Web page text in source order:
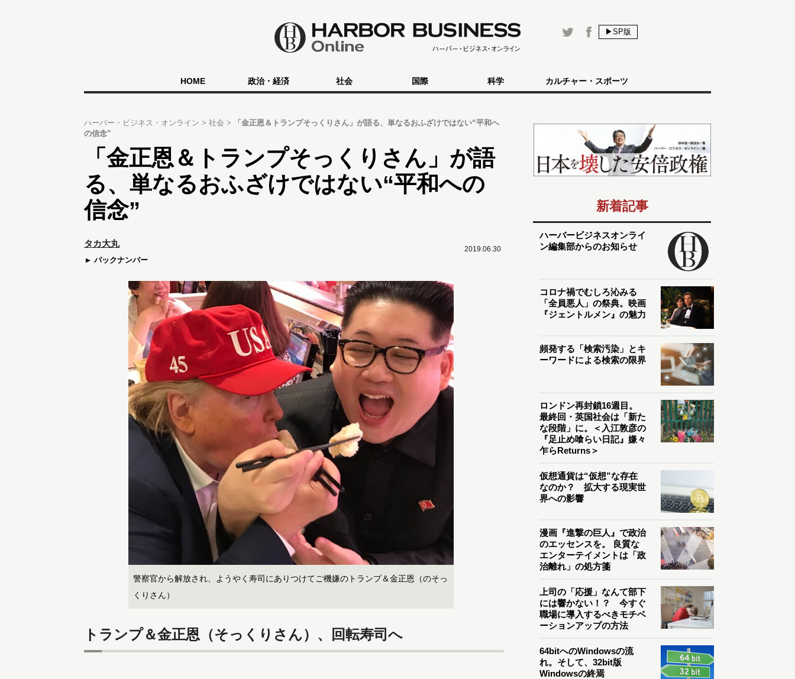
▶SP版
HOME 政治・経済 社会 国際 科学 カルチャー・スポーツ
ハーバー・ビジネス・オンライン 社会
「金正恩＆トランプそっくりさん」が語る、単なるおふざけではない“平和へ
の信念”
「金正恩＆トランプそっくりさん」が語
る、単なるおふざけではない“平和への
信念”
2019.06.30
タカ大丸
バックナンバー
警察官から解放され、ようやく寿司にありつけてご機嫌のトランプ＆金正恩（のそっ
くりさん）
トランプ＆金正恩（そっくりさん）、回転寿司へ
新着記事
ハーバービジネスオンライ
ン編集部からのお知らせ
コロナ禍でむしろ沁みる
「全員悪人」の祭典。映画
『ジェントルメン』の魅力
頻発する「検索汚染」とキ
ーワードによる検索の限界
ロンドン再封鎖16週目。
最終回・英国社会は「新た
な段階」に。＜入江敦彦の
『足止め喰らい日記』嫌々
乍らReturns＞
仮想通貨は“仮想”な存在
なのか？ 拡大する現実世
界への影響
漫画『進撃の巨人』で政治
のエッセンスを。 良質な
エンターテイメントは「政
治離れ」の処方箋
上司の「応援」なんて部下
には響かない！？ 今すぐ
職場に導入するべきモチベ
ーションアップの方法
64bitへのWindowsの流
れ。そして、32bit版
Windowsの終焉